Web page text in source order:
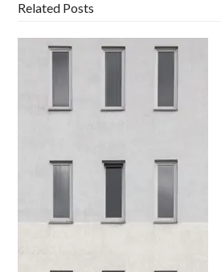
Related Posts